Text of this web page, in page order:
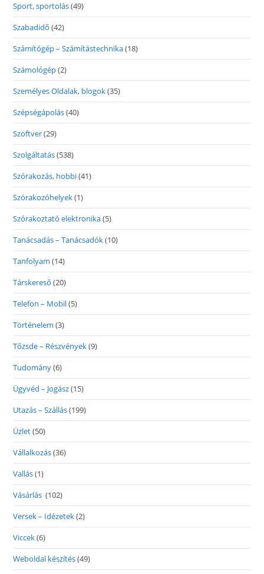
Sport, sportolás(49)
Szabadidő (42)
Számítógép – Számítástechnika(18)
Számológép(2)
Személyes Oldalak, blogok(35)
Szépségápolás(40)
Szoftver(29)
Szolgáltatás(538)
Szórakozás, hobbi(41)
Szórakozóhelyek(1)
Szórakoztató elektronika(5)
Tanácsadás – Tanácsadók(10)
Tanfolyam (14)
Társkereső (20)
Telefon – Mobil(5)
Történelem (3)
Tőzsde – Részvények(9)
Tudomány(6)
Ügyvéd – Jogász(15)
Utazás – Szállás(199)
Üzlet(50)
Vállalkozás(36)
Vallás(1)
Vásárlás (102)
Versek – Idézetek(2)
Viccek(6)
Weboldal készítés(49)